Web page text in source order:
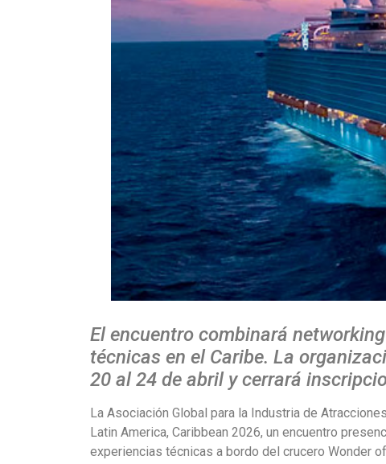
El encuentro combinará
técnicas en el Caribe. La
20 al 24 de abril y cerrará
La Asociación Global para la Industria de
Latin America, Caribbean 2026, un encuentro
experiencias técnicas a bordo del crucero Wonder